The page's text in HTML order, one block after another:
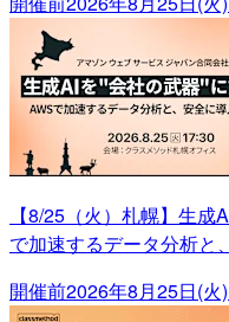
【8/25（火）札幌】生成
で加速するデータ分析と
開催前2026年8月25日(火